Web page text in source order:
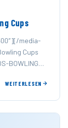
Cups
media-
Cups
BOWLING
WEITERLESEN